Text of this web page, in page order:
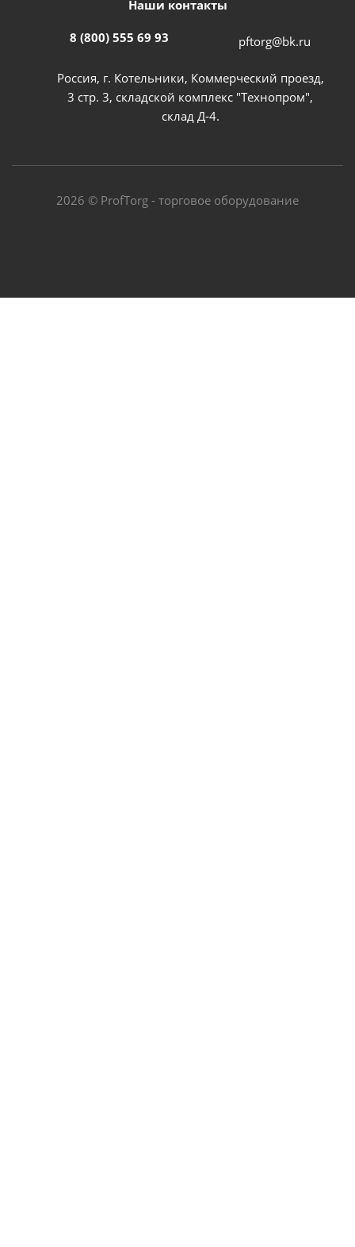
Наши контакты
8 (800) 555 69 93 pftorg@bk.ru
Россия, г. Котельники, Коммерческий проезд,
3 стр. 3, складской комплекс "Технопром",
склад Д-4.
2026 © ProfTorg - торговое оборудование